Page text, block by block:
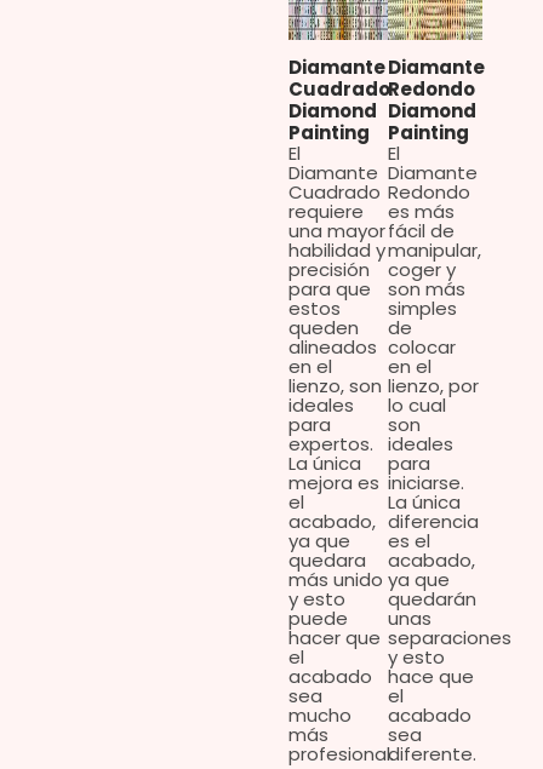
Diamante
Cuadrado
Diamond
Painting
El
Diamante
Cuadrado
requiere
una mayor
habilidad y
precisión
para que
estos
queden
alineados
en el
lienzo, son
ideales
para
expertos.
La única
mejora es
el
acabado,
ya que
quedara
más unido
y esto
puede
hacer que
el
acabado
sea
mucho
más
profesional.
Diamante
Redondo
Diamond
Painting
El
Diamante
Redondo
es más
fácil de
manipular,
coger y
son más
simples
de
colocar
en el
lienzo, por
lo cual
son
ideales
para
iniciarse.
La única
diferencia
es el
acabado,
ya que
quedarán
unas
separaciones
y esto
hace que
el
acabado
sea
diferente.